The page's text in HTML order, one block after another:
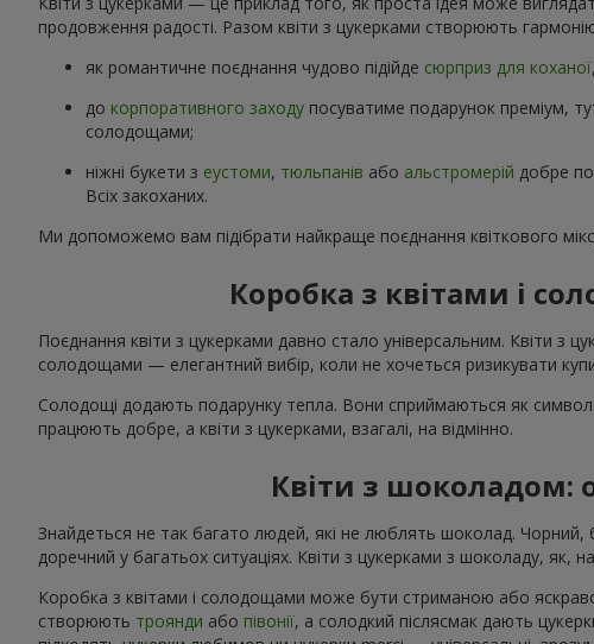
продовження радості. Разом квіти з цукерками створюють
як романтичне поєднання чудово підійде сюрприз для коханої
до корпоративного заходу посуватиме подарунок преміум,
солодощами;
ніжні букети з еустоми, тюльпанів або альстромерій добре
Всіх закоханих.
Ми допоможемо вам підібрати найкраще поєднання квіткового
Коробка з квітами і
Поєднання квіти з цукерками давно стало універсальним. Квіти з
солодощами — елегантний вибір, коли не хочеться ризикувати
Солодощі додають подарунку тепла. Вони сприймаються як
працюють добре, а квіти з цукерками, взагалі, на відмінно.
Квіти з шоколадом:
Знайдеться не так багато людей, які не люблять шоколад.
доречний у багатьох ситуаціях. Квіти з цукерками з шоколаду, як,
Коробка з квітами і солодощами може бути стриманою або
створюють троянди або півонії, а солодкий післясмак дають